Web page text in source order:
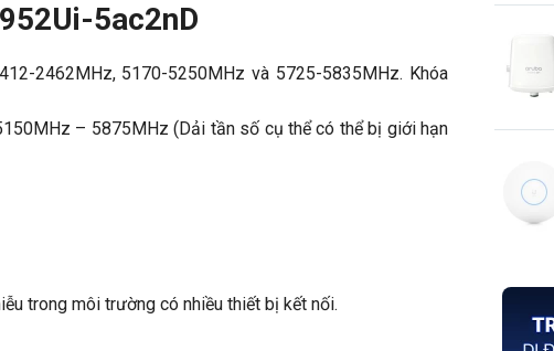
5ac2nD
2462MHz, 5170-5250MHz và 5725-5835MHz. Khóa
– 5875MHz (Dải tần số cụ thể có thể bị giới hạn
trong môi trường có nhiều thiết bị kết nối.